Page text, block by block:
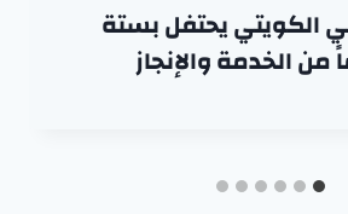
الكويتي يحتفل بستة
الخدمة والإنجاز